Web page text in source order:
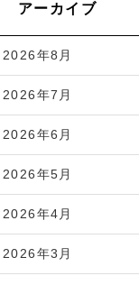
アーカイブ
2026年8月
2026年7月
2026年6月
2026年5月
2026年4月
2026年3月